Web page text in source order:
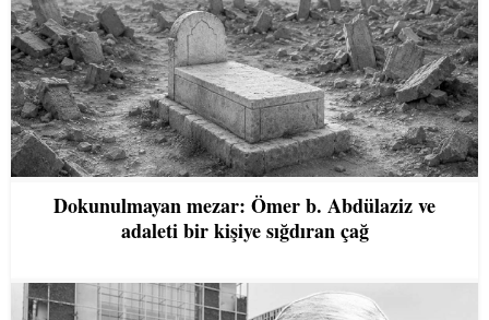
Dokunulmayan mezar: Ömer b. Abdülaziz ve
adaleti bir kişiye sığdıran çağ